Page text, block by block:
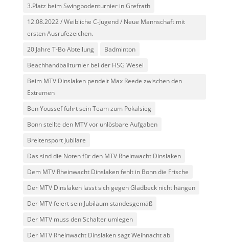
3.Platz beim Swingbodenturnier in Grefrath
12.08.2022 / Weibliche C-Jugend / Neue Mannschaft mit
ersten Ausrufezeichen.
20 Jahre T-Bo Abteilung
Badminton
Beachhandballturnier bei der HSG Wesel
Beim MTV Dinslaken pendelt Max Reede zwischen den
Extremen
Ben Youssef führt sein Team zum Pokalsieg
Bonn stellte den MTV vor unlösbare Aufgaben
Breitensport Jubilare
Das sind die Noten für den MTV Rheinwacht Dinslaken
Dem MTV Rheinwacht Dinslaken fehlt in Bonn die Frische
Der MTV Dinslaken lässt sich gegen Gladbeck nicht hängen
Der MTV feiert sein Jubiläum standesgemäß
Der MTV muss den Schalter umlegen
Der MTV Rheinwacht Dinslaken sagt Weihnacht ab